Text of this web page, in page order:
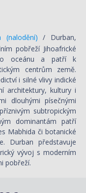
(nalodění)/ Durban,
pobřeží Jihoafrické
oceánu a patří k
centrům země.
i silné vlivy indické
architektury, kultury i
dlouhými písečnými
subtropickým
dominantám patří
Mabhida či botanické
Durban představuje
vývoj s moderním
pobřeží.